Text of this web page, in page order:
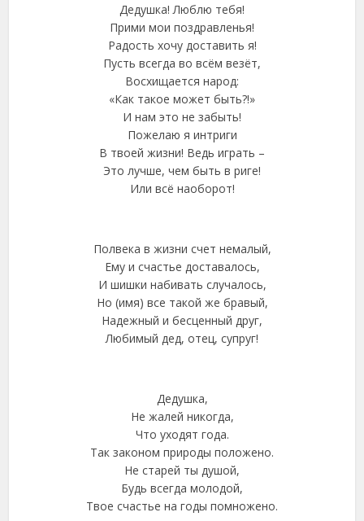
Дедушка! Люблю тебя!
Прими мои поздравленья!
Радость хочу доставить я!
Пусть всегда во всём везёт,
Восхищается народ:
«Как такое может быть?!»
И нам это не забыть!
Пожелаю я интриги
В твоей жизни! Ведь играть –
Это лучше, чем быть в риге!
Или всё наоборот!
Полвека в жизни счет немалый,
Ему и счастье доставалось,
И шишки набивать случалось,
Но (имя) все такой же бравый,
Надежный и бесценный друг,
Любимый дед, отец, супруг!
Дедушка,
Не жалей никогда,
Что уходят года.
Так законом природы положено.
Не старей ты душой,
Будь всегда молодой,
Твое счастье на годы помножено.